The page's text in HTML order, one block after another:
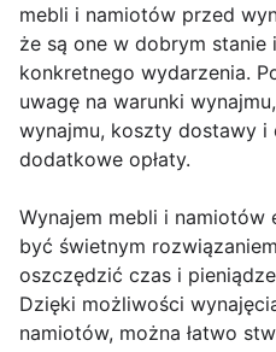
mebli i namiotów przed
że są one w dobrym stanie
konkretnego wydarzenia.
uwagę na warunki
wynajmu, koszty dostawy i
dodatkowe opłaty.
Wynajem mebli i namiotów
być świetnym
oszczędzić czas i
Dzięki możliwości
namiotów, można łatwo